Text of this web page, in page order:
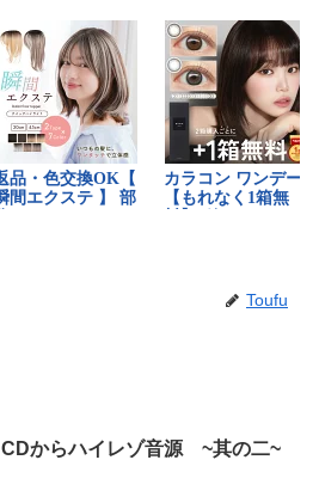
Toufu
CDからハイレゾ音源 ~其の二~